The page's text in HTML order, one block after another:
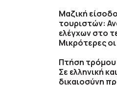
Μαζική
τουριστών:
ελέγχων στο
Μικρότερες
Πτήση
Σε ελληνική
δικαιοσύνη